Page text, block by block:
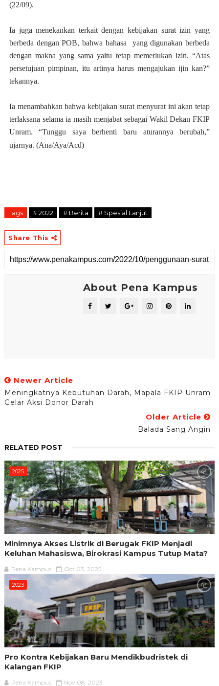
(22/09).
Ia juga menekankan terkait dengan kebijakan surat izin yang
berbeda dengan POB, bahwa bahasa yang digunakan berbeda
dengan makna yang sama yaitu tetap memerlukan izin. “Atas
persetujuan pimpinan, itu artinya harus mengajukan ijin kan?”
tekannya.
Ia menambahkan bahwa kebijakan surat menyurat ini akan tetap
terlaksana selama ia masih menjabat sebagai Wakil Dekan FKIP
Unram. “Tunggu saya berhenti baru aturannya berubah,”
ujarnya. (Ana/Aya/Acd)
Tags # 2022 # Berita # Spesial Lanjut
Share This
About Pena Kampus
Newer Article
Meningkatnya Kebutuhan Darah, Mapala FKIP Unram
Gelar Aksi Donor Darah
Older Article
Balada Sang Angin
RELATED POST
2025
Minimnya Akses Listrik di Berugak FKIP Menjadi
Keluhan Mahasiswa, Birokrasi Kampus Tutup Mata?
Pena Kampus Oct 03, 2025
2023
Pro Kontra Kebijakan Baru Mendikbudristek di
Kalangan FKIP
Pena Kampus Nov 08, 2023